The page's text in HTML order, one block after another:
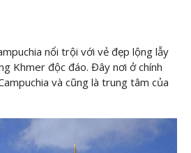
nổi trội với vẻ đẹp lộng lẫy
Khmer độc đáo. Đây nơi ở chính
và cũng là trung tâm của